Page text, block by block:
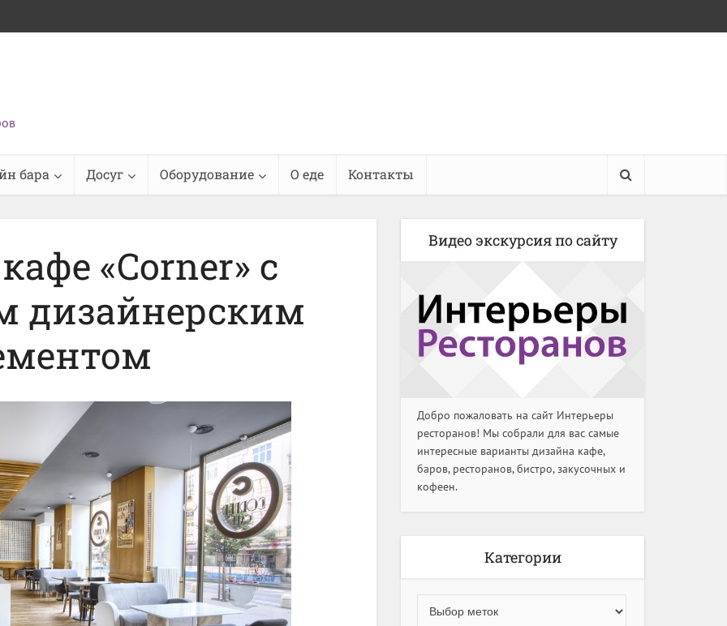
бара Досуг Оборудование О еде Контакты
«Corner» с
дизайнерским
Видео экскурсия по сайту
Добро пожаловать на сайт Интерьеры
ресторанов! Мы собрали для вас самые
интересные варианты дизайна кафе,
баров, ресторанов, бистро, закусочных и
кофеен.
Категории